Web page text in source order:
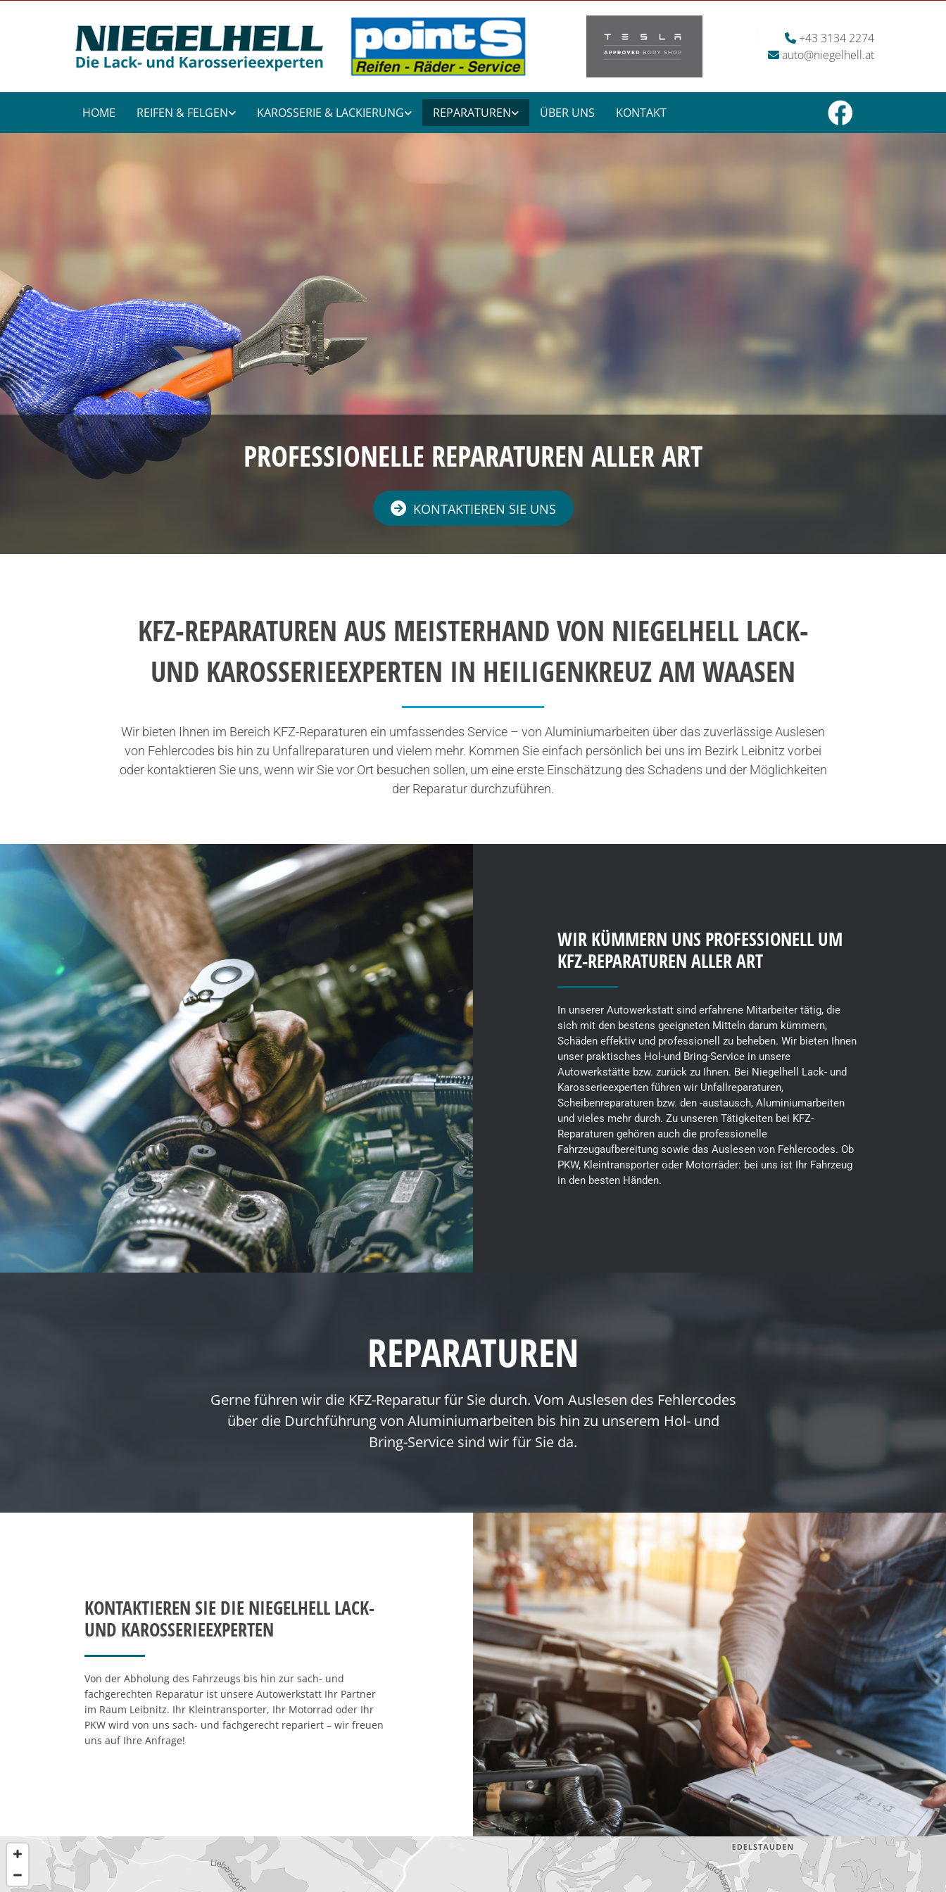
 +43 3134 2274
 auto@niegelhell.at
HOME REIFEN & FELGEN KAROSSERIE & LACKIERUNG REPARATUREN ÜBER UNS KONTAKT
PROFESSIONELLE REPARATUREN ALLER ART
KONTAKTIEREN SIE UNS
KFZ-REPARATUREN AUS MEISTERHAND VON NIEGELHELL LACK-
UND KAROSSERIEEXPERTEN IN HEILIGENKREUZ AM WAASEN
Wir bieten Ihnen im Bereich KFZ-Reparaturen ein umfassendes Service – von Aluminiumarbeiten über das zuverlässige Auslesen
von Fehlercodes bis hin zu Unfallreparaturen und vielem mehr. Kommen Sie einfach persönlich bei uns im Bezirk Leibnitz vorbei
oder kontaktieren Sie uns, wenn wir Sie vor Ort besuchen sollen, um eine erste Einschätzung des Schadens und der Möglichkeiten
der Reparatur durchzuführen.
WIR KÜMMERN UNS PROFESSIONELL UM
KFZ-REPARATUREN ALLER ART
In unserer Autowerkstatt sind erfahrene Mitarbeiter tätig, die
sich mit den bestens geeigneten Mitteln darum kümmern,
Schäden effektiv und professionell zu beheben. Wir bieten Ihnen
unser praktisches Hol-und Bring-Service in unsere
Autowerkstätte bzw. zurück zu Ihnen. Bei Niegelhell Lack- und
Karosserieexperten führen wir Unfallreparaturen,
Scheibenreparaturen bzw. den -austausch, Aluminiumarbeiten
und vieles mehr durch. Zu unseren Tätigkeiten bei KFZ-
Reparaturen gehören auch die professionelle
Fahrzeugaufbereitung sowie das Auslesen von Fehlercodes. Ob
PKW, Kleintransporter oder Motorräder: bei uns ist Ihr Fahrzeug
in den besten Händen.
REPARATUREN
Gerne führen wir die KFZ-Reparatur für Sie durch. Vom Auslesen des Fehlercodes
über die Durchführung von Aluminiumarbeiten bis hin zu unserem Hol- und
Bring-Service sind wir für Sie da.
KONTAKTIEREN SIE DIE NIEGELHELL LACK-
UND KAROSSERIEEXPERTEN
Von der Abholung des Fahrzeugs bis hin zur sach- und
fachgerechten Reparatur ist unsere Autowerkstatt Ihr Partner
im Raum Leibnitz. Ihr Kleintransporter, Ihr Motorrad oder Ihr
PKW wird von uns sach- und fachgerecht repariert – wir freuen
uns auf Ihre Anfrage!